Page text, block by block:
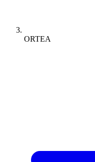
ORTEA